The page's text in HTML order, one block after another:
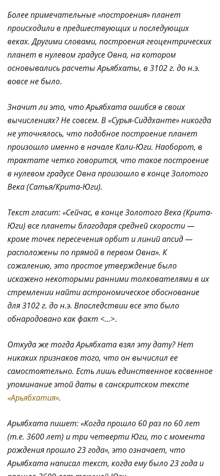
Более примечательные «построения» планет
происходили в предшествующих и последующих
веках. Другими словами, построения геоцентрических
планет в нулевом градусе Овна, на котором
основывались расчеты Арьябхаты, в 3102 г. до н.э.
вовсе не было.
Значит ли это, что Арьябхата ошибся в своих
вычислениях? Не совсем. В «Сурья-Сиддханте» никогда
не уточнялось, что подобное построение планет
произошло именно в начале Кали-Юги. Наоборот, в
трактате четко говорится, что такое построение
в нулевом градусе Овна произошло в конце Золотого
Века (Сатья/Крита-Юги).
Текст гласит: «Сейчас, в конце Золотого Века (Крита-
Юги) все планеты благодаря средней скорости —
кроме точек пересечения орбит и линий апсид —
расположены по прямой в первом Овна». К
сожалению, это простое утверждение было
искажено некоторыми ранними толкователями в их
стремлении найти астрономическое обоснование
для 3102 г. до н.э. Впоследствии все это было
обнародовано как факт <…>.
Откуда же тогдаАрьябхатавзял эту дату? Нет
никаких признаков того, что он вычислил ее
самостоятельно. Есть лишь единственное косвенное
упоминание этой даты в санскритском текcте
«Арьябхатия».
Арьябхатапишет: «Когда прошло 60 раз по 60 лет
(т.е. 3600 лет) и три четверти Юги, то с момента
рождения прошло 23 года», это означает, что
Арьябхата написал текст, когда ему было 23 года и